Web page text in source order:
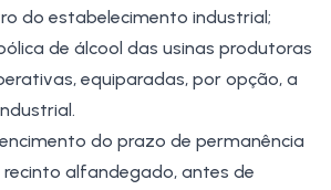
do estabelecimento industrial;
de álcool das usinas produtoras
equiparadas, por opção, a
do prazo de permanência
alfandegado, antes de